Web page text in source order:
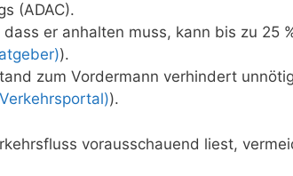
(ADAC).
er anhalten muss, kann bis zu 25
).
zum Vordermann verhindert
).
vorausschauend liest,